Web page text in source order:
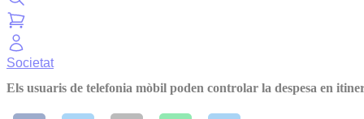
Societat
Els usuaris de telefonia mòbil poden controlar la despesa en